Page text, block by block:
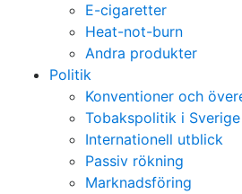
E-cigaretter
Heat-not-burn
Andra produkter
Politik
Konventioner och
Tobakspolitik i
Internationell utblick
Passiv rökning
Marknadsföring